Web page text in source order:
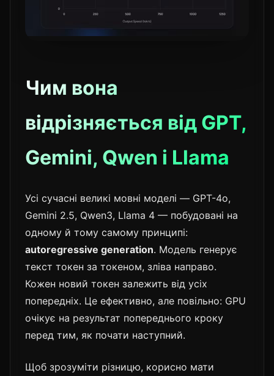
Чим вона
відрізняється від GPT,
Gemini, Qwen і Llama
Усі сучасні великі мовні моделі — GPT-4o,
Gemini 2.5, Qwen3, Llama 4 — побудовані на
одному й тому самому принципі:
autoregressive generation. Модель генерує
текст токен за токеном, зліва направо.
Кожен новий токен залежить від усіх
попередніх. Це ефективно, але повільно: GPU
очікує на результат попереднього кроку
перед тим, як почати наступний.
Щоб зрозуміти різницю, корисно мати